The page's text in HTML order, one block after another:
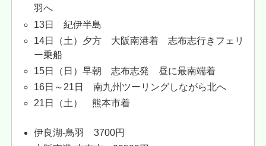
羽へ
13日 紀伊半島
14日（土）夕方 大阪南港着 志布志行きフェリ
ー乗船
15日（日）早朝 志布志発 昼に最南端着
16日～21日 南九州ツーリングしながら北へ
21日（土） 熊本市着
伊良湖-鳥羽 3700円